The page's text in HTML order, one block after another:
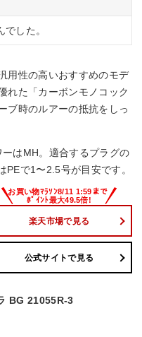
した。
用性の高いおすすめのモデ
れた「カーボンモノコック
ブ時のルアーの抵抗をしっ
はMH。適合するプラグの
で1〜2.5号が目安です。
楽天市場で見る
公式サイトで見る
BG 21055R-3